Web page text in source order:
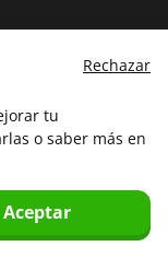
Rechazar
tu
o saber más en
Aceptar